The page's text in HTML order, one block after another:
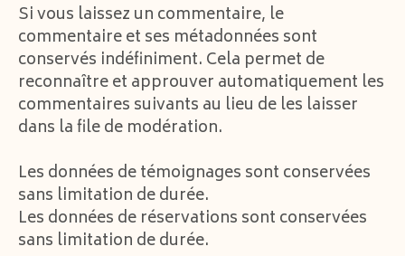
Si vous laissez un commentaire, le
commentaire et ses métadonnées sont
conservés indéfiniment. Cela permet de
reconnaître et approuver automatiquement les
commentaires suivants au lieu de les laisser
dans la file de modération.
Les données de témoignages sont conservées
sans limitation de durée.
Les données de réservations sont conservées
sans limitation de durée.